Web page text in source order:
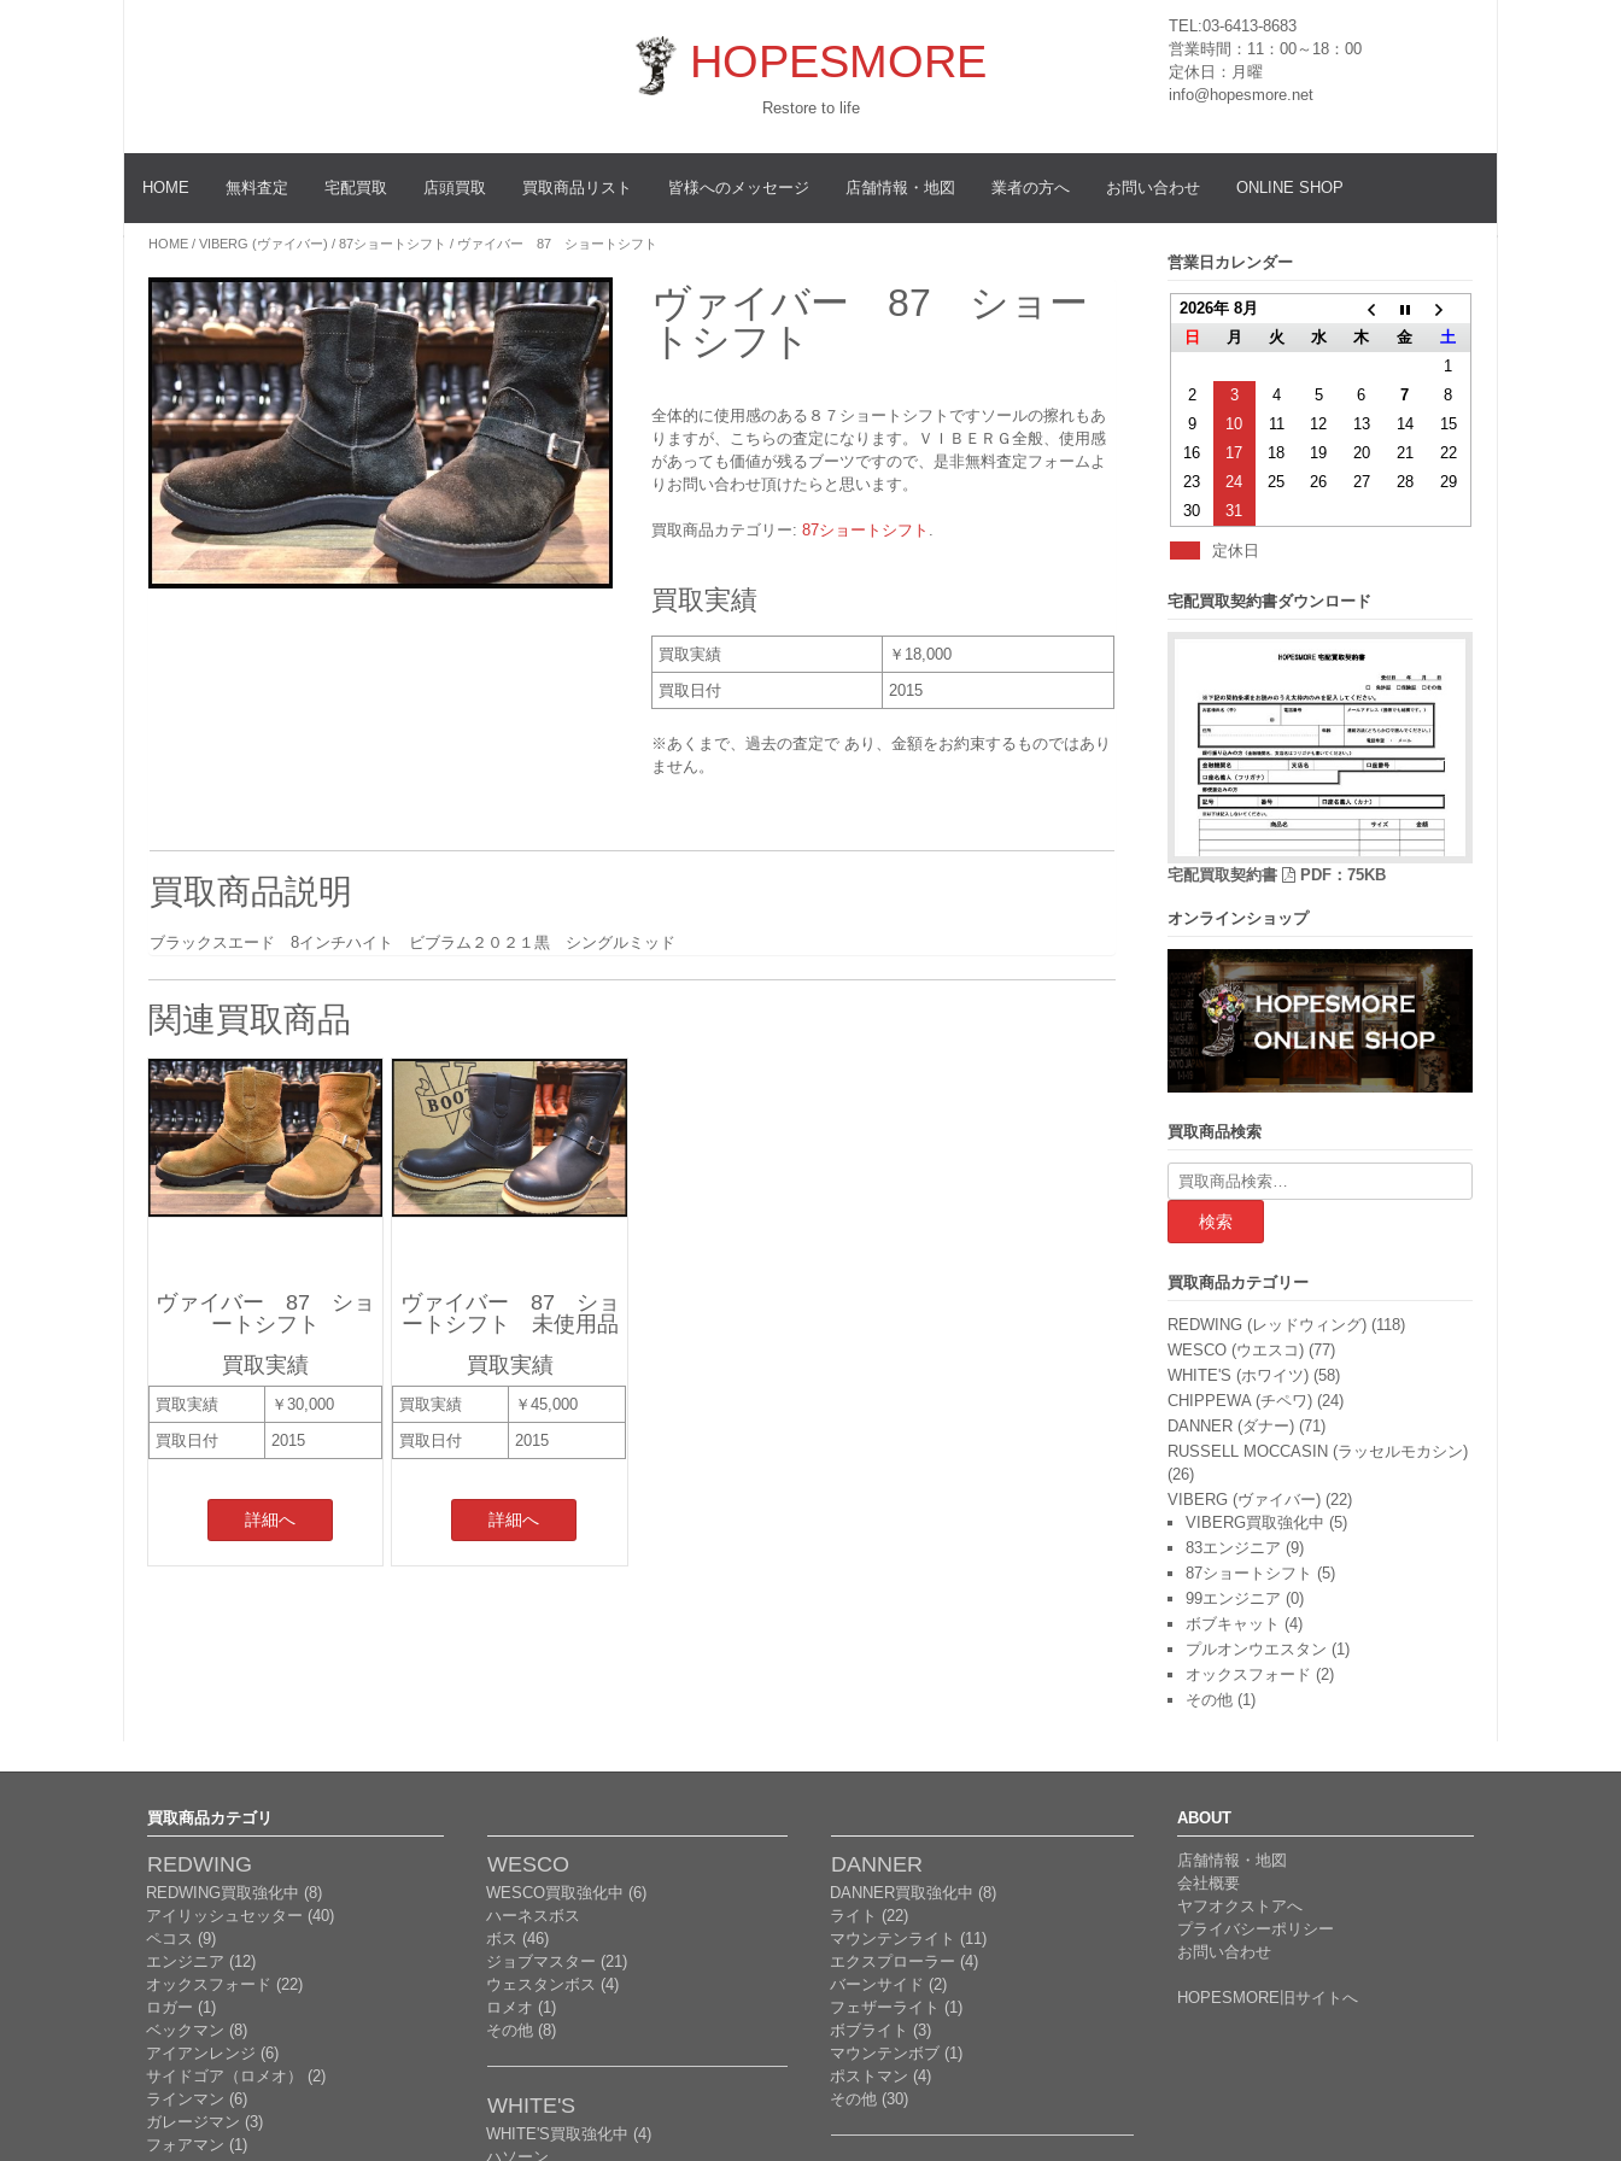
TEL:03-6413-8683
営業時間：11：00～18：00
定休日：月曜
info@hopesmore.net
HOPESMORE
Restore to life
HOME 無料査定 宅配買取 店頭買取 買取商品リスト 皆様へのメッセージ 店舗情報・地図 業者の方へ お問い合わせ ONLINE SHOP
HOME / VIBERG (ヴァイバー) / 87ショートシフト / ヴァイバー 87 ショートシフト
ヴァイバー 87 ショー
トシフト
全体的に使用感のある８７ショートシフトですソールの擦れもあ
りますが、こちらの査定になります。ＶＩＢＥＲＧ全般、使用感
があっても価値が残るブーツですので、是非無料査定フォームよ
りお問い合わせ頂けたらと思います。
買取商品カテゴリー: 87ショートシフト .
買取実績
買取実績
￥18,000
買取日付
2015
※あくまで、過去の査定で あり、金額をお約束するものではあり
ません。
買取商品説明
ブラックスエード 8インチハイト ビブラム２０２１黒 シングルミッド
関連買取商品
ヴァイバー 87 ショ
ートシフト
買取実績
買取実績
￥30,000
買取日付
2015
詳細へ
ヴァイバー 87 ショ
ートシフト 未使用品
買取実績
買取実績
￥45,000
買取日付
2015
詳細へ
営業日カレンダー
2026年 8月
日
月 火 水 木 金
土
1
2
3 4 5 6 7
8
9
10 11 12 13 14
15
16
17 18 19 20 21
22
23
24 25 26 27 28
29
30
31
定休日
宅配買取契約書ダウンロード
宅配買取契約書 PDF：75KB
オンラインショップ
買取商品検索
検
索
果:
買取商品カテゴリー
REDWING (レッドウィング) (118)
WESCO (ウエスコ) (77)
WHITE'S (ホワイツ) (58)
CHIPPEWA (チペワ) (24)
DANNER (ダナー) (71)
RUSSELL MOCCASIN (ラッセルモカシン)
(26)
VIBERG (ヴァイバー) (22)
VIBERG買取強化中 (5)
83エンジニア (9)
87ショートシフト (5)
99エンジニア (0)
ボブキャット (4)
プルオンウエスタン (1)
オックスフォード (2)
その他 (1)
買取商品カテゴリ
REDWING
REDWING買取強化中 (8)
アイリッシュセッター (40)
ペコス (9)
エンジニア (12)
オックスフォード (22)
ロガー (1)
ベックマン (8)
アイアンレンジ (6)
サイドゴア（ロメオ） (2)
ラインマン (6)
ガレージマン (3)
フォアマン (1)
WESCO
WESCO買取強化中 (6)
ハーネスボス
ボス (46)
ジョブマスター (21)
ウェスタンボス (4)
ロメオ (1)
その他 (8)
WHITE'S
WHITE'S買取強化中 (4)
ハソーン
DANNER
DANNER買取強化中 (8)
ライト (22)
マウンテンライト (11)
エクスプローラー (4)
バーンサイド (2)
フェザーライト (1)
ボブライト (3)
マウンテンボブ (1)
ポストマン (4)
その他 (30)
ABOUT
店舗情報・地図
会社概要
ヤフオクストアへ
プライバシーポリシー
お問い合わせ
HOPESMORE旧サイトへ